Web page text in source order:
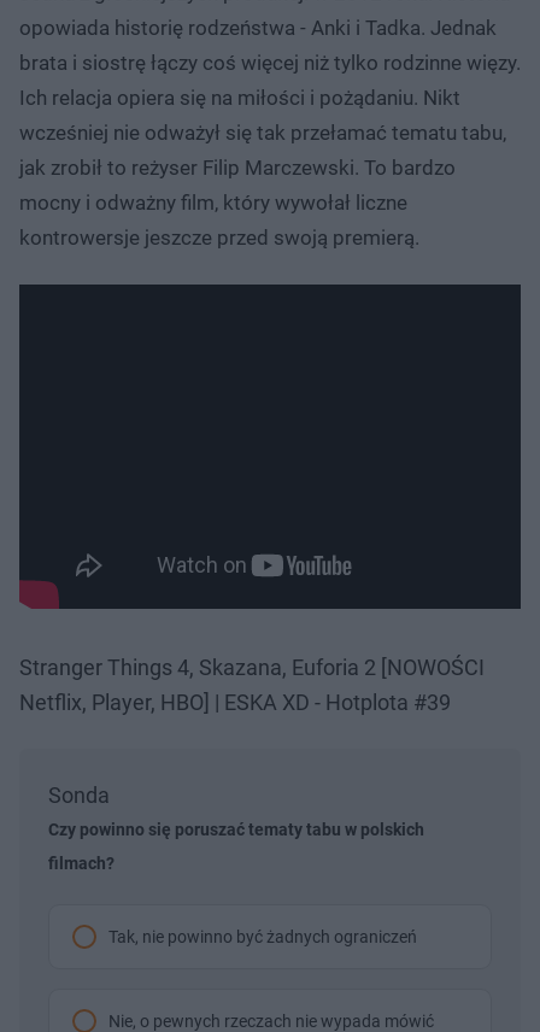
opowiada historię rodzeństwa - Anki i Tadka. Jednak
brata i siostrę łączy coś więcej niż tylko rodzinne więzy.
Ich relacja opiera się na miłości i pożądaniu. Nikt
wcześniej nie odważył się tak przełamać tematu tabu,
jak zrobił to reżyser Filip Marczewski. To bardzo
mocny i odważny film, który wywołał liczne
kontrowersje jeszcze przed swoją premierą.
Stranger Things 4, Skazana, Euforia 2 [NOWOŚCI
Netflix, Player, HBO] | ESKA XD - Hotplota #39
Sonda
Czy powinno się poruszać tematy tabu w polskich
filmach?
Tak, nie powinno być żadnych ograniczeń
Nie, o pewnych rzeczach nie wypada mówić